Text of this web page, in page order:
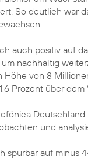
So deutlich war
auch positiv auf
nachhaltig
von 8
Prozent über dem
und
spürbar auf minus